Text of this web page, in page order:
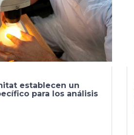
establecen un
para los análisis